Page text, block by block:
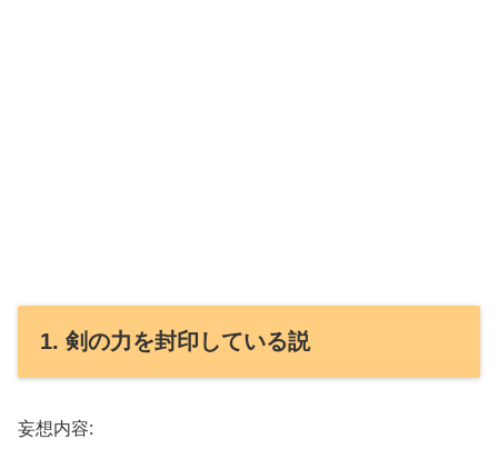
1. 剣の力を封印している説
妄想内容: